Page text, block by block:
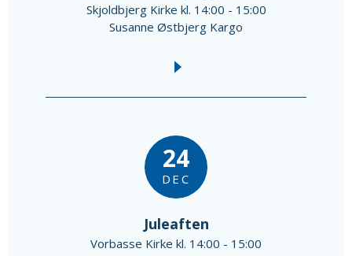
Skjoldbjerg Kirke kl. 14:00 - 15:00
Susanne Østbjerg Kargo
24
DEC
Juleaften
Vorbasse Kirke kl. 14:00 - 15:00